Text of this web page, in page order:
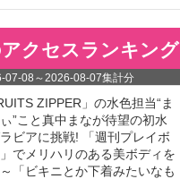
クセスランキング
07-08 ～2026-08-07集計分
ZIPPER」の水色担当“ま
”こと真中まなが待望の初水
ビアに挑戦! 「週刊プレイボ
でメリハリのある美ボディを
「ビキニとか下着みたいなも